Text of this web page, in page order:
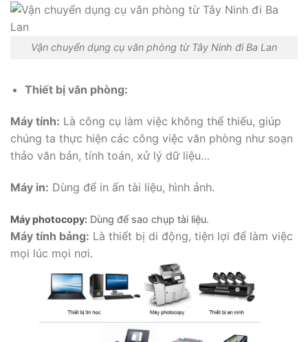
Vận chuyển dụng cụ văn phòng từ Tây Ninh đi Ba Lan
Thiết bị văn phòng:
Máy tính: Là công cụ làm việc không thể thiếu, giúp
chúng ta thực hiện các công việc văn phòng như soạn
thảo văn bản, tính toán, xử lý dữ liệu…
Máy in: Dùng để in ấn tài liệu, hình ảnh.
Máy photocopy: Dùng để sao chụp tài liệu.
Máy tính bảng: Là thiết bị di động, tiện lợi để làm việc
mọi lúc mọi nơi.